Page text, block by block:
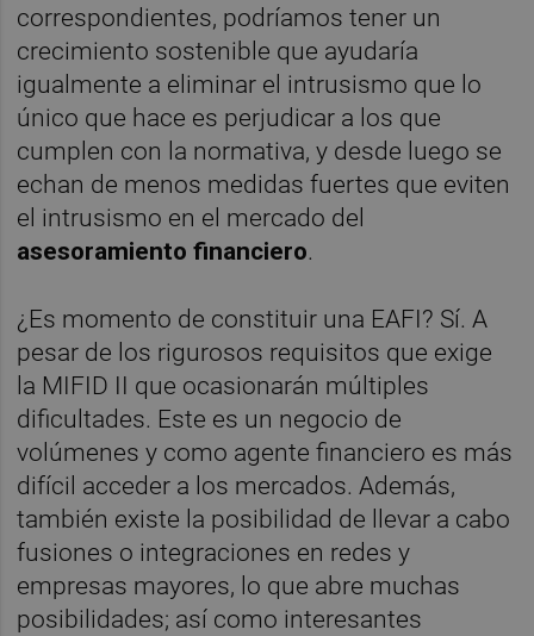
correspondientes, podríamos tener un
crecimiento sostenible que ayudaría
igualmente a eliminar el intrusismo que lo
único que hace es perjudicar a los que
cumplen con la normativa, y desde luego se
echan de menos medidas fuertes que eviten
el intrusismo en el mercado del
asesoramiento financiero.
¿Es momento de constituir una EAFI? Sí. A
pesar de los rigurosos requisitos que exige
la MIFID II que ocasionarán múltiples
dificultades. Este es un negocio de
volúmenes y como agente financiero es más
difícil acceder a los mercados. Además,
también existe la posibilidad de llevar a cabo
fusiones o integraciones en redes y
empresas mayores, lo que abre muchas
posibilidades; así como interesantes